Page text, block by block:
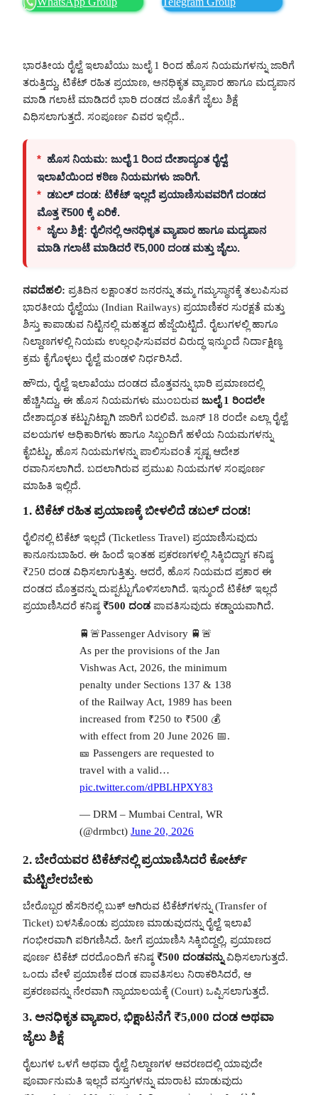
ಭಾರತೀಯ ರೈಲ್ವೆ ಇಲಾಖೆಯು ಜುಲೈ 1 ರಿಂದ ಹೊಸ ನಿಯಮಗಳನ್ನು ಜಾರಿಗೆ
ತರುತ್ತಿದ್ದು, ಟಿಕೆಟ್ ರಹಿತ ಪ್ರಯಾಣ, ಅನಧಿಕೃತ ವ್ಯಾಪಾರ ಹಾಗೂ ಮದ್ಯಪಾನ
ಮಾಡಿ ಗಲಾಟೆ ಮಾಡಿದರೆ ಭಾರಿ ದಂಡದ ಜೊತೆಗೆ ಜೈಲು ಶಿಕ್ಷೆ
ವಿಧಿಸಲಾಗುತ್ತದೆ. ಸಂಪೂರ್ಣ ವಿವರ ಇಲ್ಲಿದೆ..
* ಹೊಸ ನಿಯಮ: ಜುಲೈ 1 ರಿಂದ ದೇಶಾದ್ಯಂತ ರೈಲ್ವೆ
ಇಲಾಖೆಯಿಂದ ಕಠಿಣ ನಿಯಮಗಳು ಜಾರಿಗೆ.
* ಡಬಲ್ ದಂಡ: ಟಿಕೆಟ್ ಇಲ್ಲದೆ ಪ್ರಯಾಣಿಸುವವರಿಗೆ ದಂಡದ
ಮೊತ್ತ ₹500 ಕ್ಕೆ ಏರಿಕೆ.
* ಜೈಲು ಶಿಕ್ಷೆ: ರೈಲಿನಲ್ಲಿ ಅನಧಿಕೃತ ವ್ಯಾಪಾರ ಹಾಗೂ ಮದ್ಯಪಾನ
ಮಾಡಿ ಗಲಾಟೆ ಮಾಡಿದರೆ ₹5,000 ದಂಡ ಮತ್ತು ಜೈಲು.
ನವದೆಹಲಿ: ಪ್ರತಿದಿನ ಲಕ್ಷಾಂತರ ಜನರನ್ನು ತಮ್ಮ ಗಮ್ಯಸ್ಥಾನಕ್ಕೆ ತಲುಪಿಸುವ
ಭಾರತೀಯ ರೈಲ್ವೆಯು (Indian Railways) ಪ್ರಯಾಣಿಕರ ಸುರಕ್ಷತೆ ಮತ್ತು
ಶಿಸ್ತು ಕಾಪಾಡುವ ನಿಟ್ಟಿನಲ್ಲಿ ಮಹತ್ವದ ಹೆಜ್ಜೆಯಿಟ್ಟಿದೆ. ರೈಲುಗಳಲ್ಲಿ ಹಾಗೂ
ನಿಲ್ದಾಣಗಳಲ್ಲಿ ನಿಯಮ ಉಲ್ಲಂಘಿಸುವವರ ವಿರುದ್ಧ ಇನ್ಮುಂದೆ ನಿರ್ದಾಕ್ಷಿಣ್ಯ
ಕ್ರಮ ಕೈಗೊಳ್ಳಲು ರೈಲ್ವೆ ಮಂಡಳಿ ನಿರ್ಧರಿಸಿದೆ.
ಹೌದು, ರೈಲ್ವೆ ಇಲಾಖೆಯು ದಂಡದ ಮೊತ್ತವನ್ನು ಭಾರಿ ಪ್ರಮಾಣದಲ್ಲಿ
ಹೆಚ್ಚಿಸಿದ್ದು, ಈ ಹೊಸ ನಿಯಮಗಳು ಮುಂಬರುವ ಜುಲೈ 1 ರಿಂದಲೇ
ದೇಶಾದ್ಯಂತ ಕಟ್ಟುನಿಟ್ಟಾಗಿ ಜಾರಿಗೆ ಬರಲಿವೆ. ಜೂನ್ 18 ರಂದೇ ಎಲ್ಲಾ ರೈಲ್ವೆ
ವಲಯಗಳ ಅಧಿಕಾರಿಗಳು ಹಾಗೂ ಸಿಬ್ಬಂದಿಗೆ ಹಳೆಯ ನಿಯಮಗಳನ್ನು
ಕೈಬಿಟ್ಟು, ಹೊಸ ನಿಯಮಗಳನ್ನು ಪಾಲಿಸುವಂತೆ ಸ್ಪಷ್ಟ ಆದೇಶ
ರವಾನಿಸಲಾಗಿದೆ. ಬದಲಾಗಿರುವ ಪ್ರಮುಖ ನಿಯಮಗಳ ಸಂಪೂರ್ಣ
ಮಾಹಿತಿ ಇಲ್ಲಿದೆ.
1. ಟಿಕೆಟ್ ರಹಿತ ಪ್ರಯಾಣಕ್ಕೆ ಬೀಳಲಿದೆ ಡಬಲ್ ದಂಡ!
ರೈಲಿನಲ್ಲಿ ಟಿಕೆಟ್ ಇಲ್ಲದೆ (Ticketless Travel) ಪ್ರಯಾಣಿಸುವುದು
ಕಾನೂನುಬಾಹಿರ. ಈ ಹಿಂದೆ ಇಂತಹ ಪ್ರಕರಣಗಳಲ್ಲಿ ಸಿಕ್ಕಿಬಿದ್ದಾಗ ಕನಿಷ್ಠ
₹250 ದಂಡ ವಿಧಿಸಲಾಗುತ್ತಿತ್ತು. ಆದರೆ, ಹೊಸ ನಿಯಮದ ಪ್ರಕಾರ ಈ
ದಂಡದ ಮೊತ್ತವನ್ನು ದುಪ್ಪಟ್ಟುಗೊಳಿಸಲಾಗಿದೆ. ಇನ್ಮುಂದೆ ಟಿಕೆಟ್ ಇಲ್ಲದೆ
ಪ್ರಯಾಣಿಸಿದರೆ ಕನಿಷ್ಠ ₹500 ದಂಡ ಪಾವತಿಸುವುದು ಕಡ್ಡಾಯವಾಗಿದೆ.
🚆🚨Passenger Advisory 🚆🚨
As per the provisions of the Jan
Vishwas Act, 2026, the minimum
penalty under Sections 137 & 138
of the Railway Act, 1989 has been
increased from ₹250 to ₹500 💰
with effect from 20 June 2026 📅.
🎫 Passengers are requested to
travel with a valid…
pic.twitter.com/dPBLHPXY83
— DRM – Mumbai Central, WR
(@drmbct) June 20, 2026
2. ಬೇರೆಯವರ ಟಿಕೆಟ್‌ನಲ್ಲಿ ಪ್ರಯಾಣಿಸಿದರೆ ಕೋರ್ಟ್
ಮೆಟ್ಟಿಲೇರಬೇಕು
ಬೇರೊಬ್ಬರ ಹೆಸರಿನಲ್ಲಿ ಬುಕ್ ಆಗಿರುವ ಟಿಕೆಟ್‌ಗಳನ್ನು (Transfer of
Ticket) ಬಳಸಿಕೊಂಡು ಪ್ರಯಾಣ ಮಾಡುವುದನ್ನು ರೈಲ್ವೆ ಇಲಾಖೆ
ಗಂಭೀರವಾಗಿ ಪರಿಗಣಿಸಿದೆ. ಹೀಗೆ ಪ್ರಯಾಣಿಸಿ ಸಿಕ್ಕಿಬಿದ್ದಲ್ಲಿ, ಪ್ರಯಾಣದ
ಪೂರ್ಣ ಟಿಕೆಟ್ ದರದೊಂದಿಗೆ ಕನಿಷ್ಠ ₹500 ದಂಡವನ್ನುವಿಧಿಸಲಾಗುತ್ತದೆ.
ಒಂದು ವೇಳೆ ಪ್ರಯಾಣಿಕ ದಂಡ ಪಾವತಿಸಲು ನಿರಾಕರಿಸಿದರೆ, ಆ
ಪ್ರಕರಣವನ್ನು ನೇರವಾಗಿ ನ್ಯಾಯಾಲಯಕ್ಕೆ (Court) ಒಪ್ಪಿಸಲಾಗುತ್ತದೆ.
3. ಅನಧಿಕೃತ ವ್ಯಾಪಾರ, ಭಿಕ್ಷಾಟನೆಗೆ ₹5,000 ದಂಡ ಅಥವಾ
ಜೈಲು ಶಿಕ್ಷೆ
ರೈಲುಗಳ ಒಳಗೆ ಅಥವಾ ರೈಲ್ವೆ ನಿಲ್ದಾಣಗಳ ಆವರಣದಲ್ಲಿ ಯಾವುದೇ
ಪೂರ್ವಾನುಮತಿ ಇಲ್ಲದೆ ವಸ್ತುಗಳನ್ನು ಮಾರಾಟ ಮಾಡುವುದು